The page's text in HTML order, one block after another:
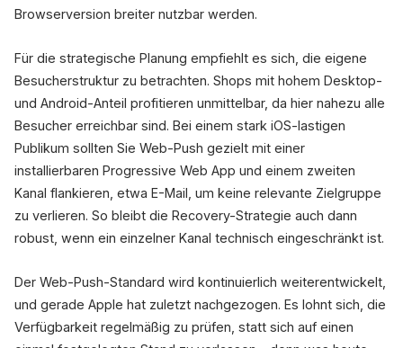
Browserversion breiter nutzbar werden.
Für die strategische Planung empfiehlt es sich, die eigene
Besucherstruktur zu betrachten. Shops mit hohem Desktop-
und Android-Anteil profitieren unmittelbar, da hier nahezu alle
Besucher erreichbar sind. Bei einem stark iOS-lastigen
Publikum sollten Sie Web-Push gezielt mit einer
installierbaren Progressive Web App und einem zweiten
Kanal flankieren, etwa E-Mail, um keine relevante Zielgruppe
zu verlieren. So bleibt die Recovery-Strategie auch dann
robust, wenn ein einzelner Kanal technisch eingeschränkt ist.
Der Web-Push-Standard wird kontinuierlich weiterentwickelt,
und gerade Apple hat zuletzt nachgezogen. Es lohnt sich, die
Verfügbarkeit regelmäßig zu prüfen, statt sich auf einen